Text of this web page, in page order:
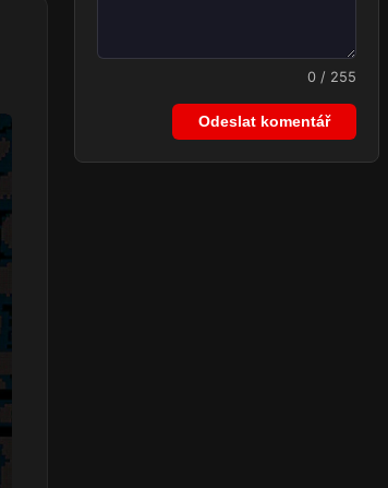
0 / 255
Odeslat komentář